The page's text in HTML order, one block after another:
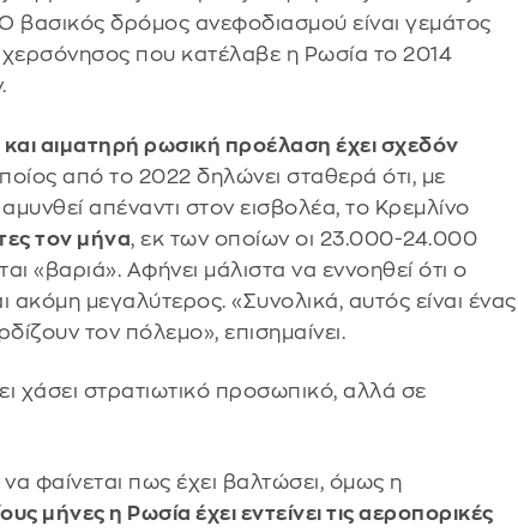
βασικός δρόμος ανεφοδιασμού είναι γεμάτος
που κατέλαβε η Ρωσία το 2014
αιματηρή ρωσική προέλαση έχει σχεδόν
από το 2022 δηλώνει σταθερά ότι, με
απέναντι στον εισβολέα, το Κρεμλίνο
τον μήνα, εκ των οποίων οι 23.000-24.000
«βαριά». Αφήνει μάλιστα να εννοηθεί ότι ο
μεγαλύτερος. «Συνολικά, αυτός είναι ένας
τον πόλεμο», επισημαίνει.
χάσει στρατιωτικό προσωπικό, αλλά σε
φαίνεται πως έχει βαλτώσει, όμως η
μήνες η Ρωσία έχει εντείνει τις αεροπορικές